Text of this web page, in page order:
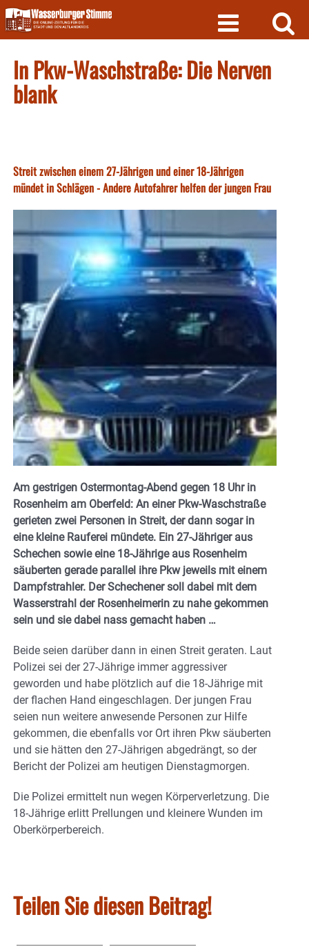
Skip
to
content
In Pkw-Waschstraße: Die Nerven
blank
Streit zwischen einem 27-Jährigen und einer 18-Jährigen
mündet in Schlägen - Andere Autofahrer helfen der jungen Frau
Am gestrigen Ostermontag-Abend gegen 18 Uhr in
Rosenheim am Oberfeld: An einer Pkw-Waschstraße
gerieten zwei Personen in Streit, der dann sogar in
eine kleine Rauferei mündete. Ein 27-Jähriger aus
Schechen sowie eine 18-Jährige aus Rosenheim
säuberten gerade parallel ihre Pkw jeweils mit einem
Dampfstrahler. Der Schechener soll dabei mit dem
Wasserstrahl der Rosenheimerin zu nahe gekommen
sein und sie dabei nass gemacht haben …
Beide seien darüber dann in einen Streit geraten. Laut
Polizei sei der 27-Jährige immer aggressiver
geworden und habe plötzlich auf die 18-Jährige mit
der flachen Hand eingeschlagen. Der jungen Frau
seien nun weitere anwesende Personen zur Hilfe
gekommen, die ebenfalls vor Ort ihren Pkw säuberten
und sie hätten den 27-Jährigen abgedrängt, so der
Bericht der Polizei am heutigen Dienstagmorgen.
Die Polizei ermittelt nun wegen Körperverletzung. Die
18-Jährige erlitt Prellungen und kleinere Wunden im
Oberkörperbereich.
Teilen Sie diesen Beitrag!